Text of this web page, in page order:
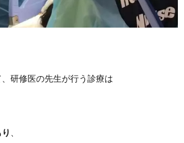
研修医の先生が行う診療は